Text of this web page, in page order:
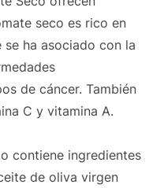
seco es rico en
ha asociado con la
de cáncer. También
C y vitamina A.
contiene ingredientes
de oliva virgen